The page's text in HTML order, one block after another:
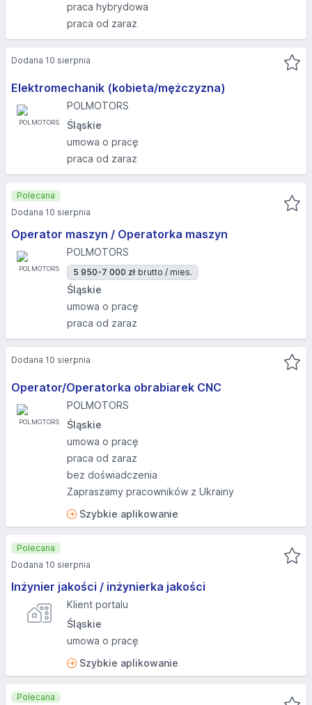
praca hybrydowa
praca od zaraz
Elektromechanik (kobieta/mężczyzna)
POLMOTORS
Śląskie
umowa o pracę
praca od zaraz
Dodana 10 sierpnia
Operator maszyn / Operatorka maszyn
POLMOTORS
5 950-7 000 zł brutto / mies.
Śląskie
umowa o pracę
praca od zaraz
Polecana
Dodana 10 sierpnia
Operator/Operatorka obrabiarek CNC
POLMOTORS
Śląskie
umowa o pracę
praca od zaraz
bez doświadczenia
Zapraszamy pracowników z Ukrainy
Szybkie aplikowanie
Dodana 10 sierpnia
Inżynier jakości / inżynierka jakości
Klient portalu
Śląskie
umowa o pracę
Szybkie aplikowanie
Polecana
Dodana 10 sierpnia
Polecana